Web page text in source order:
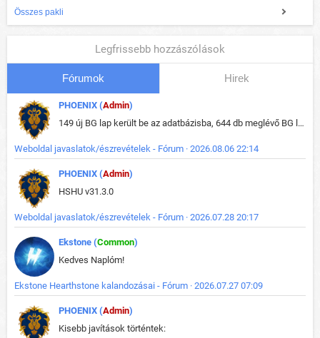
Összes pakli
Legfrissebb hozzászólások
Fórumok Hirek
PHOENIX (Admin)
149 új BG lap került be az adatbázisba, 644 db meglévő BG lap módosult, bekerültek az új képek a megváltozott lapokhoz is.
Weboldal javaslatok/észrevételek - Fórum · 2026.08.06 22:14
PHOENIX (Admin)
HSHU v31.3.0
Weboldal javaslatok/észrevételek - Fórum · 2026.07.28 20:17
Ekstone (Common)
Kedves Naplóm!
Ekstone Hearthstone kalandozásai - Fórum · 2026.07.27 07:09
PHOENIX (Admin)
Kisebb javítások történtek: